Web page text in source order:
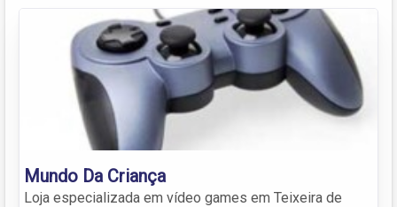
Mundo Da Criança
Loja especializada em vídeo games em Teixeira de